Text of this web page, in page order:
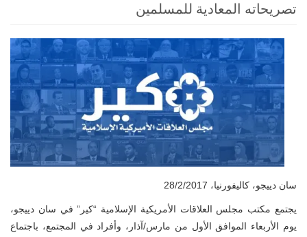
تصريحاته المعادية للمسلمين
سان دييجو، كاليفورنيا، 28/2/2017
يجتمع مكتب مجلس العلاقات الأمريكية الإسلامية “كير” في سان دييجو،
يوم الأربعاء الموافق الأول من مارس/آذار، وأفراد في المجتمع، باجتماع